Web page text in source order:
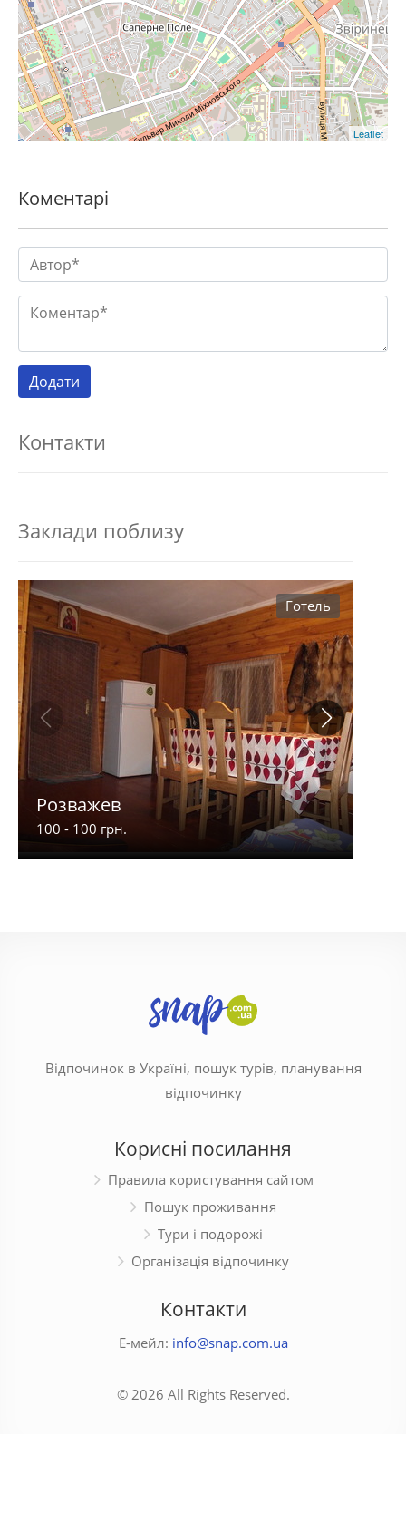
Leaflet
Коментарі
Контакти
Заклади поблизу
Готель
Розважев
100 - 100 грн.
Відпочинок в Україні, пошук турів, планування
відпочинку
Корисні посилання
Правила користування сайтом
Пошук проживання
Тури і подорожі
Організація відпочинку
Контакти
Е-мейл: info@snap.com.ua
© 2026 All Rights Reserved.